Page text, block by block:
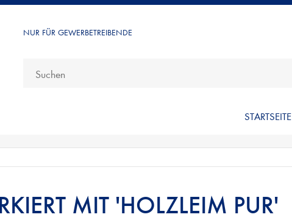
NUR FÜR GEWERBETREIBENDE
STARTSEITE
MIT 'HOLZLEIM PUR'